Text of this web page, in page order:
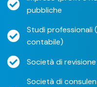
pubbliche
Studi professionali
contabile)
Società di
Società di